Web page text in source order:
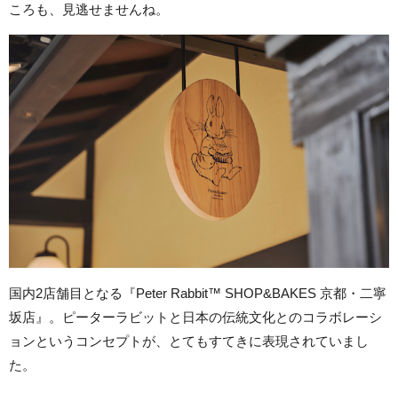
ころも、見逃せませんね。
国内2店舗目となる『Peter Rabbit™ SHOP&BAKES 京都・二寧
坂店』。ピーターラビットと日本の伝統文化とのコラボレーシ
ョンというコンセプトが、とてもすてきに表現されていまし
た。